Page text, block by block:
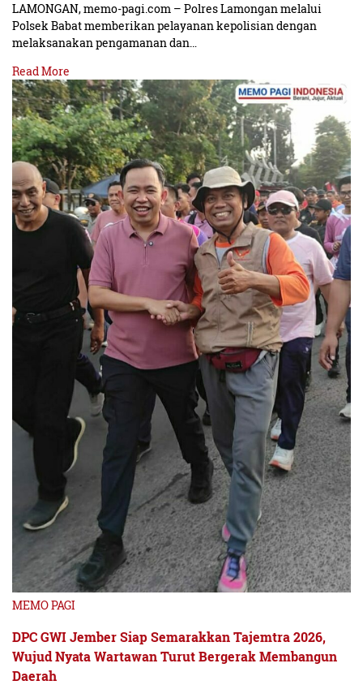
LAMONGAN, memo-pagi.com – Polres Lamongan melalui
Polsek Babat memberikan pelayanan kepolisian dengan
melaksanakan pengamanan dan…
Read More
MEMO PAGI
DPC GWI Jember Siap Semarakkan Tajemtra 2026,
Wujud Nyata Wartawan Turut Bergerak Membangun
Daerah